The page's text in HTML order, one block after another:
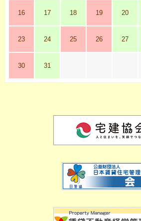
16 17 18 19 20
23 24 25 26 27
30 31